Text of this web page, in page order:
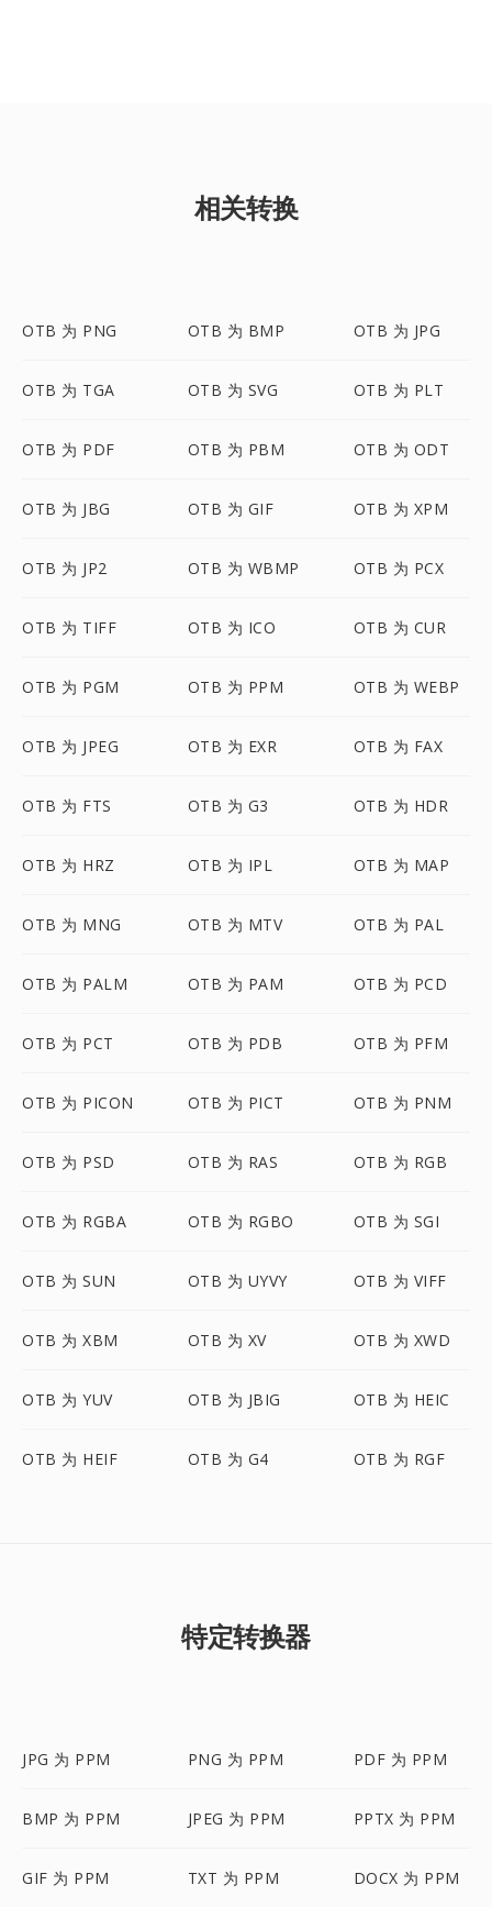
相关转换
OTB 为 PNG OTB 为 BMP OTB 为 JPG
OTB 为 TGA OTB 为 SVG OTB 为 PLT
OTB 为 PDF OTB 为 PBM OTB 为 ODT
OTB 为 JBG OTB 为 GIF OTB 为 XPM
OTB 为 JP2 OTB 为 WBMP OTB 为 PCX
OTB 为 TIFF OTB 为 ICO OTB 为 CUR
OTB 为 PGM OTB 为 PPM OTB 为 WEBP
OTB 为 JPEG OTB 为 EXR OTB 为 FAX
OTB 为 FTS OTB 为 G3 OTB 为 HDR
OTB 为 HRZ OTB 为 IPL OTB 为 MAP
OTB 为 MNG OTB 为 MTV OTB 为 PAL
OTB 为 PALM OTB 为 PAM OTB 为 PCD
OTB 为 PCT OTB 为 PDB OTB 为 PFM
OTB 为 PICON OTB 为 PICT OTB 为 PNM
OTB 为 PSD OTB 为 RAS OTB 为 RGB
OTB 为 RGBA OTB 为 RGBO OTB 为 SGI
OTB 为 SUN OTB 为 UYVY OTB 为 VIFF
OTB 为 XBM OTB 为 XV OTB 为 XWD
OTB 为 YUV OTB 为 JBIG OTB 为 HEIC
OTB 为 HEIF OTB 为 G4 OTB 为 RGF
特定转换器
JPG 为 PPM PNG 为 PPM PDF 为 PPM
BMP 为 PPM JPEG 为 PPM PPTX 为 PPM
GIF 为 PPM TXT 为 PPM DOCX 为 PPM